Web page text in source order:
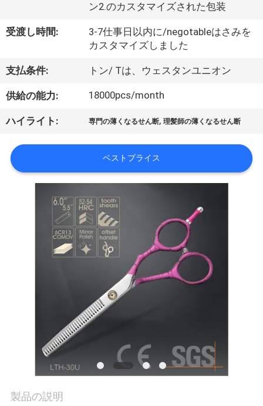
て
工
場
旅
行
絡
ン2.のカスタマイズされた包装
受渡し時間:
3-7仕事日以内に/negotableはさみを
カスタマイズしました
支払条件: トン/ Tは、ウェスタンユニオン
供給の能力: 18000pcs/month
ハイライト: 専門の薄くなるせん断,理髪師の薄くなるせん断
ベストプライス
製品の説明